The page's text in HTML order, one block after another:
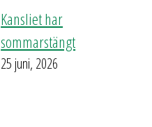
Kansliet har
sommarstängt
25 juni, 2026